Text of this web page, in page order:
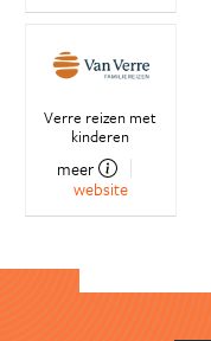
Verre reizen met
kinderen
meer
website